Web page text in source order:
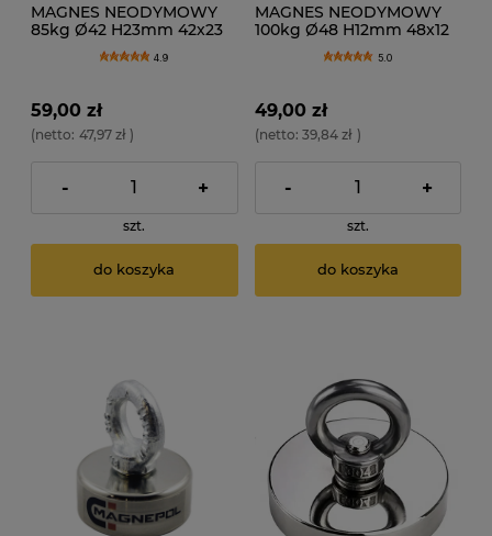
MAGNES NEODYMOWY
85kg Ø42 H23mm 42x23
4.9
59,00 zł
(netto: 47,97 zł )
- +
szt.
do koszyka
MAGNES NEODYMOWY
100kg Ø48 H12mm 48x12
5.0
49,00 zł
(netto: 39,84 zł )
- +
szt.
do koszyka